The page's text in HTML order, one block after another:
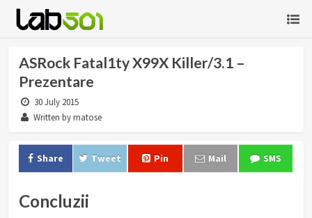
ASRock Fatal1ty X99X Killer/3.1 –
Prezentare
30 July 2015
Written by matose
Share Tweet Pin Mail SMS
Concluzii